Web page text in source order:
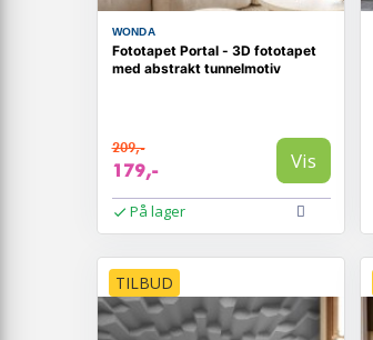
WONDA
Fototapet Portal - 3D fototapet
med abstrakt tunnelmotiv
209,-
179,- Vis
På lager
TILBUD